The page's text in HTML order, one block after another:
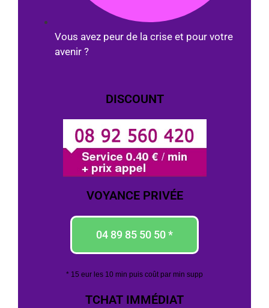
Vous avez peur de la crise et pour votre
avenir ?
DISCOUNT
VOYANCE PRIVÉE
04 89 85 50 50 *
* 15 eur les 10 min puis coût par min supp
TCHAT IMMÉDIAT